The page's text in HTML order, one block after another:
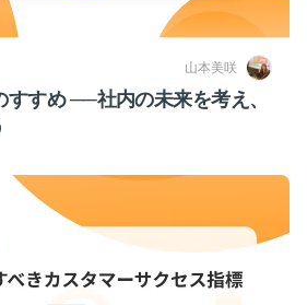
山本美咲
すすめ ──社内の未来を考え、